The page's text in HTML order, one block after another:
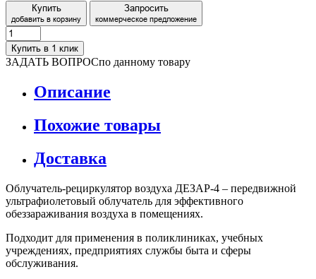
Купить
добавить в корзину
Запросить
коммерческое предложение
Купить в 1 клик
ЗАДАТЬ ВОПРОСпо данному товару
Описание
Похожие товары
Доставка
Облучатель-рециркулятор воздуха ДЕЗАР-4 – передвижной
ультрафиолетовый облучатель для эффективного
обеззараживания воздуха в помещениях.
Подходит для применения в поликлиниках, учебных
учреждениях, предприятиях службы быта и сферы
обслуживания.